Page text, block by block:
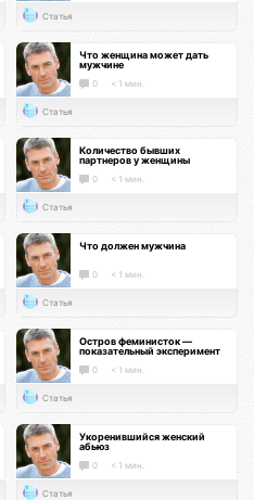
Статья
Что женщина может дать
мужчине
0 < 1 мин.
Статья
Количество бывших
партнеров у женщины
0 < 1 мин.
Статья
Что должен мужчина
0 < 1 мин.
Статья
Остров феминисток —
показательный эксперимент
0 < 1 мин.
Статья
Укоренившийся женский
абьюз
0 < 1 мин.
Статья